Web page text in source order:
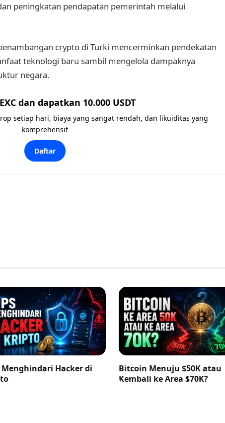
peningkatan pendapatan pemerintah melalui
crypto di Turki mencerminkan pendekatan
teknologi baru sambil mengelola dampaknya
negara.
dan dapatkan 10.000 USDT
setiap hari, biaya yang sangat rendah, dan likuiditas yang
komprehensif
Daftar
Menghindari Hacker di
Bitcoin Menuju $50K atau
Kembali ke Area $70K?